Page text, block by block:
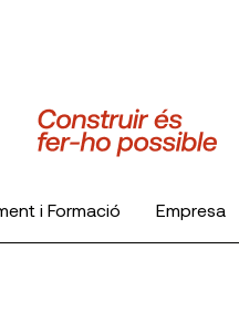
i Formació Empresa